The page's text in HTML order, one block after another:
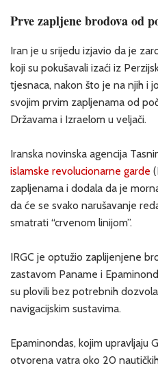
Prve zapljene brodova od
Iran je u srijedu izjavio da je
koji su pokušavali izaći iz
tjesnaca, nakon što je na njih i
svojim prvim zapljenama od
Državama i Izraelom u veljači.
Iranska novinska agencija
islamske revolucionarne garde
zapljenama i dodala da je
da će se svako narušavanje
smatrati “crvenom linijom”.
IRGC je optužio zaplijenjene
zastavom Paname i
su plovili bez potrebnih
navigacijskim sustavima.
Epaminondas, kojim upravljaju
otvorena vatra oko 20